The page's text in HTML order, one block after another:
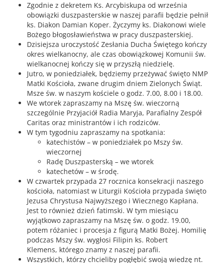
Zgodnie z dekretem Ks. Arcybiskupa od września
obowiązki duszpasterskie w naszej parafii będzie pełnił
ks. Diakon Damian Koper. Życzymy ks. Diakonowi wiele
Bożego błogosławieństwa w pracy duszpasterskiej.
Dzisiejsza uroczystość Zesłania Ducha Świętego kończy
okres wielkanocny, ale czas obowiązkowej Komunii św.
wielkanocnej kończy się w przyszłą niedzielę.
Jutro, w poniedziałek, będziemy przeżywać święto NMP
Matki Kościoła, zwane drugim dniem Zielonych Świąt.
Msze św. w naszym kościele o godz. 7.00, 8.00 i 18.00.
We wtorek zapraszamy na Mszę św. wieczorną
szczególnie Przyjaciół Radia Maryja, Parafialny Zespół
Caritas oraz ministrantów i ich rodziców.
W tym tygodniu zapraszamy na spotkania:
katechistów – w poniedziałek po Mszy św.
wieczornej
Radę Duszpasterską – we wtorek
katechetów – w środę.
W czwartek przypada 27 rocznica konsekracji naszego
kościoła, natomiast w Liturgii Kościoła przypada święto
Jezusa Chrystusa Najwyższego i Wiecznego Kapłana.
Jest to również dzień fatimski. W tym miesiącu
wyjątkowo zapraszamy na Mszę św. o godz. 19.00,
potem różaniec i procesja z figurą Matki Bożej. Homilię
podczas Mszy św. wygłosi Filipin ks. Robert
Klemens, którego znamy z naszej parafii.
Wszystkich, którzy chcieliby pogłębić swoją wiedzę nt.